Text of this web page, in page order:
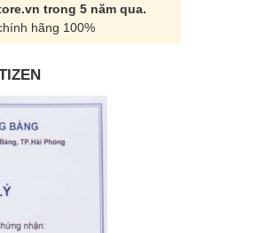
trong 5 năm qua.
hãng 100%